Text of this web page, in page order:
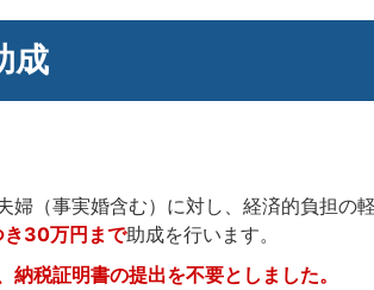
成
婦（事実婚含む）に対し、経済的負担の
き30万円まで助成を行います。
納税証明書の提出を不要としました。